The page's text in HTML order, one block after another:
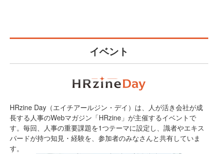
イベント
HRzine Day（エイチアールジン・デイ）は、人が活き会社が成
長する人事のWebマガジン「HRzine」が主催するイベントで
す。毎回、人事の重要課題を1つテーマに設定し、識者やエキス
パードが持つ知見・経験を、参加者のみなさんと共有していま
す。